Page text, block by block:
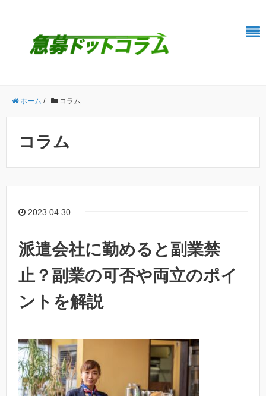
ホーム / コラム
コラム
2023.04.30
派遣会社に勤めると副業禁
止？副業の可否や両立のポイ
ントを解説